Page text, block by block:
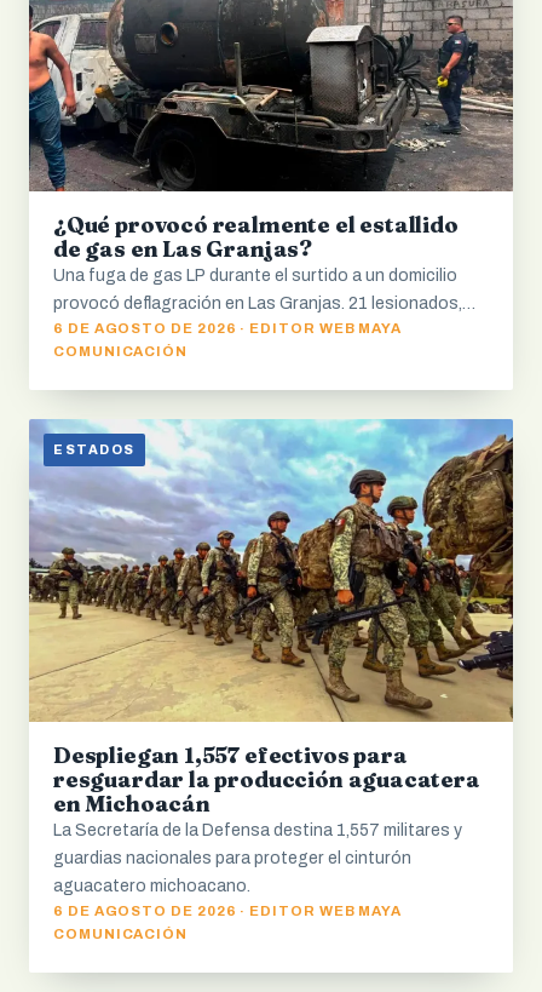
¿Qué provocó realmente el estallido
de gas en Las Granjas?
Una fuga de gas LP durante el surtido a un domicilio
provocó deflagración en Las Granjas. 21 lesionados,…
6 DE AGOSTO DE 2026 · EDITOR WEB MAYA
COMUNICACIÓN
ESTADOS
Despliegan 1,557 efectivos para
resguardar la producción aguacatera
en Michoacán
La Secretaría de la Defensa destina 1,557 militares y
guardias nacionales para proteger el cinturón
aguacatero michoacano.
6 DE AGOSTO DE 2026 · EDITOR WEB MAYA
COMUNICACIÓN